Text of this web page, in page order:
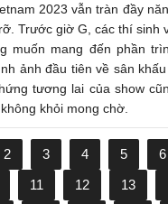
2023 vẫn tràn đầy
Trước giờ G, các thí sinh
muốn mang đến phần
ảnh đầu tiên về sân
tương lai của show
khỏi mong chờ.
2 3 4 5 6
11 12 13